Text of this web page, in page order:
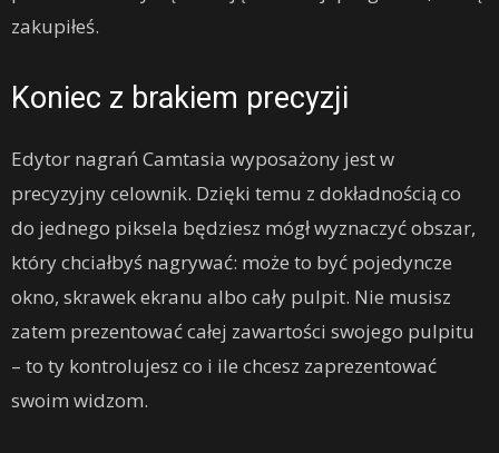
zakupiłeś.
Koniec z brakiem precyzji
Edytor nagrań Camtasia wyposażony jest w
precyzyjny celownik. Dzięki temu z dokładnością co
do jednego piksela będziesz mógł wyznaczyć obszar,
który chciałbyś nagrywać: może to być pojedyncze
okno, skrawek ekranu albo cały pulpit. Nie musisz
zatem prezentować całej zawartości swojego pulpitu
– to ty kontrolujesz co i ile chcesz zaprezentować
swoim widzom.